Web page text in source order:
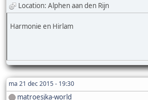
Location: Alphen aan den Rijn
Harmonie en Hirlam
ma 21 dec 2015 - 19:30
matroesjka-world